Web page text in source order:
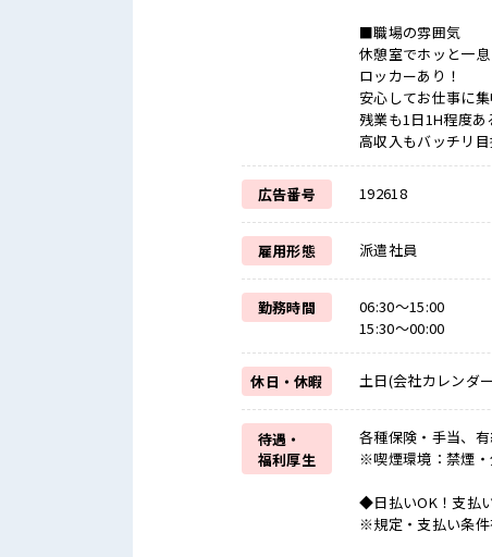
■職場の雰囲気
休憩室でホッと一
ロッカーあり！
安心してお仕事に
残業も1日1H程度あ
高収入もバッチリ
広告番号 192618
雇用形態 派遣社員
勤務時間
06:30～15:00
15:30～00:00
休日・休暇 土日(会社カレンダ
待遇・
福利厚生
各種保険・手当、
※喫煙環境：禁煙・
◆日払いOK！支払
※規定・支払い条